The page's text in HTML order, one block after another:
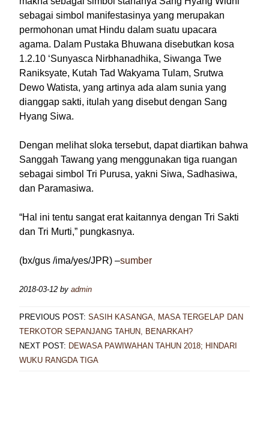
sebagai simbol manifestasinya yang merupakan
permohonan umat Hindu dalam suatu upacara
agama. Dalam Pustaka Bhuwana disebutkan kosa
1.2.10 ‘Sunyasca Nirbhanadhika, Siwanga Twe
Raniksyate, Kutah Tad Wakyama Tulam, Srutwa
Dewo Watista, yang artinya ada alam sunia yang
dianggap sakti, itulah yang disebut dengan Sang
Hyang Siwa.
Dengan melihat sloka tersebut, dapat diartikan bahwa
Sanggah Tawang yang menggunakan tiga ruangan
sebagai simbol Tri Purusa, yakni Siwa, Sadhasiwa,
dan Paramasiwa.
“Hal ini tentu sangat erat kaitannya dengan Tri Sakti
dan Tri Murti,” pungkasnya.
(bx/gus /ima/yes/JPR) –sumber
2018-03-12 by admin
PREVIOUS POST: SASIH KASANGA, MASA TERGELAP DAN
TERKOTOR SEPANJANG TAHUN, BENARKAH?
NEXT POST: DEWASA PAWIWAHAN TAHUN 2018; HINDARI
WUKU RANGDA TIGA